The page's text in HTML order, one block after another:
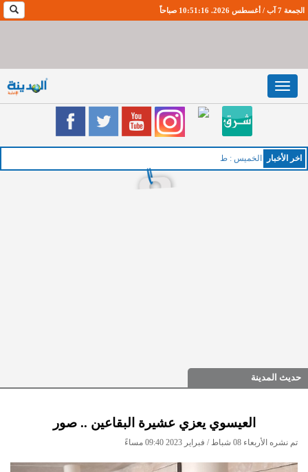
الجمعة 7 آب / أغسطس 2026. 10:51:17 صباحاً
Toggle
navigation
اخر اﻷخبار الخميس : طقس صيفي مع
حديث المدينة
العيسوي يعزي عشيرة البقاعين .. صور
تم نشره الأربعاء 08 شباط / فبراير 2023 09:40 مساءً